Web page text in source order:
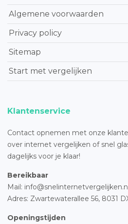
Algemene voorwaarden
Privacy policy
Sitemap
Start met vergelijken
Klantenservice
Contact opnemen met onze
over internet vergelijken of snel
dagelijks voor je klaar!
Bereikbaar
Mail:
Adres: Zwartewaterallee 56, 8031
Openingstijden